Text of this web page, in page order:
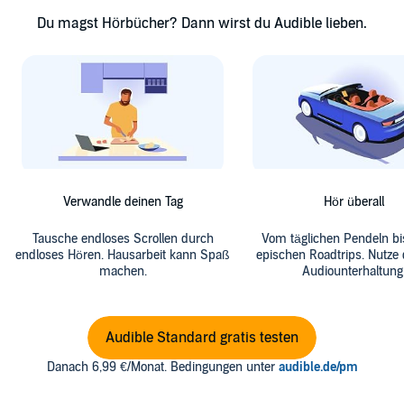
Du magst Hörbücher? Dann wirst du Audible lieben.
Verwandle deinen Tag
Tausche endloses Scrollen durch
endloses Hören. Hausarbeit kann Spaß
machen.
Hör überall
Vom täglichen Pendeln
epischen Roadtrips. Nutze
Audible Standard gratis testen
Danach 6,99 €/Monat. Bedingungen unter audible.de/pm